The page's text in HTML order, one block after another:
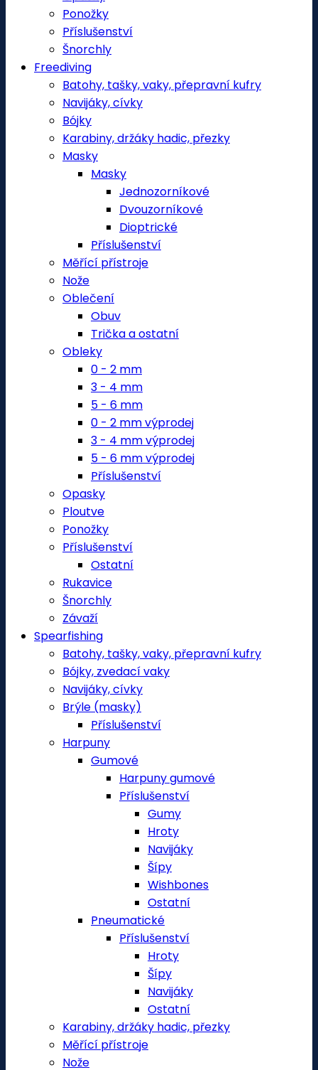
Ponožky
Příslušenství
Šnorchly
Freediving
Batohy, tašky, vaky, přepravní kufry
Navijáky, cívky
Bójky
Karabiny, držáky hadic, přezky
Masky
Masky
Jednozorníkové
Dvouzorníkové
Dioptrické
Příslušenství
Měřící přístroje
Nože
Oblečení
Obuv
Trička a ostatní
Obleky
0 - 2 mm
3 - 4 mm
5 - 6 mm
0 - 2 mm výprodej
3 - 4 mm výprodej
5 - 6 mm výprodej
Příslušenství
Opasky
Ploutve
Ponožky
Příslušenství
Ostatní
Rukavice
Šnorchly
Závaží
Spearfishing
Batohy, tašky, vaky, přepravní kufry
Bójky, zvedací vaky
Navijáky, cívky
Brýle (masky)
Příslušenství
Harpuny
Gumové
Harpuny gumové
Příslušenství
Gumy
Hroty
Navijáky
Šípy
Wishbones
Ostatní
Pneumatické
Příslušenství
Hroty
Šípy
Navijáky
Ostatní
Karabiny, držáky hadic, přezky
Měřící přístroje
Nože